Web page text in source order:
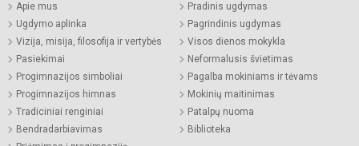
Apie mus
Ugdymo aplinka
Vizija, misija, filosofija ir vertybės
Pasiekimai
Progimnazijos simboliai
Progimnazijos himnas
Tradiciniai renginiai
Bendradarbiavimas
Pradinis ugdymas
Pagrindinis ugdymas
Visos dienos mokykla
Neformalusis švietimas
Pagalba mokiniams ir tėvams
Mokinių maitinimas
Patalpų nuoma
Biblioteka